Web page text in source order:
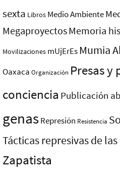
sexta Libros Medio Ambiente
MegaproyectosMemoria
Movilizaciones mUjErEs Mumia
Oaxaca Organización Presas y
conciencia Publicación
genasRepresión Resistencia
Tácticas represivas de
Zapatista